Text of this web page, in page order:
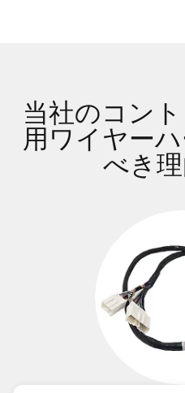
当社のコン
用ワイヤー
べき